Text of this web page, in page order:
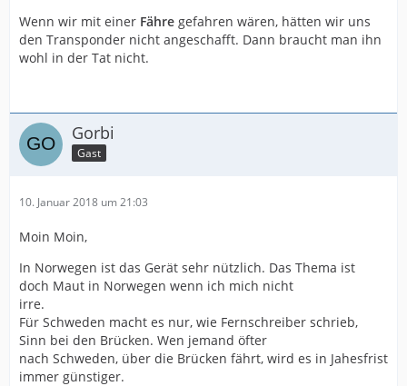
Wenn wir mit einer Fähre gefahren wären, hätten wir uns
den Transponder nicht angeschafft. Dann braucht man ihn
wohl in der Tat nicht.
Gorbi
Gast
10. Januar 2018 um 21:03
Moin Moin,
In Norwegen ist das Gerät sehr nützlich. Das Thema ist
doch Maut in Norwegen wenn ich mich nicht
irre.
Für Schweden macht es nur, wie Fernschreiber schrieb,
Sinn bei den Brücken. Wen jemand öfter
nach Schweden, über die Brücken fährt, wird es in Jahesfrist
immer günstiger.